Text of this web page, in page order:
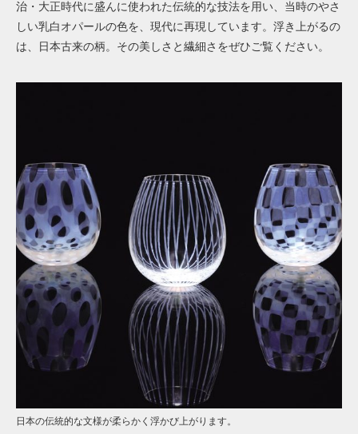
治・大正時代に盛んに使われた伝統的な技法を用い、当時のやさ
しい乳白オパールの色を、現代に再現しています。浮き上がるの
は、日本古来の柄。その美しさと繊細さをぜひご覧ください。
日本の伝統的な文様が柔らかく浮かび上がります。